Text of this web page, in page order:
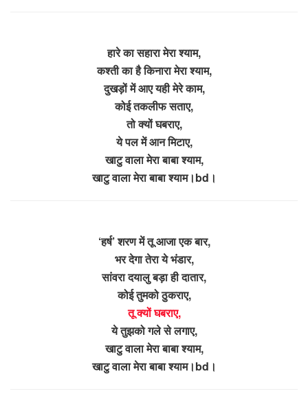
हारे का सहारा मेरा श्याम,
कश्ती का है किनारा मेरा श्याम,
दुखड़ों में आए यही मेरे काम,
कोई तकलीफ सताए,
तो क्यों घबराए,
ये पल में आन मिटाए,
खाटु वाला मेरा बाबा श्याम,
खाटु वाला मेरा बाबा श्याम।bd।
‘हर्ष’ शरण में तू आजा एक बार,
भर देगा तेरा ये भंडार,
सांवरा दयालु बड़ा ही दातार,
कोई तुमको ठुकराए,
तू क्यों घबराए,
ये तुझको गले से लगाए,
खाटु वाला मेरा बाबा श्याम,
खाटु वाला मेरा बाबा श्याम।bd।